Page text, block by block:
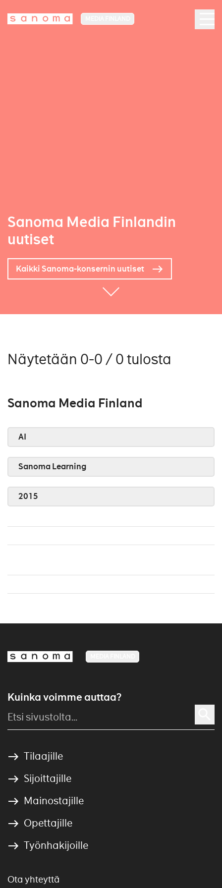
Sanoma Media Finlandin
uutiset
Kaikki Sanoma-konsernin uutiset
Näytetään 0-0 / 0 tulosta
Sanoma Media Finland
AI
Sanoma Learning
2015
Kuinka voimme auttaa?
Tilaajille
Sijoittajille
Mainostajille
Opettajille
Työnhakijoille
Ota yhteyttä